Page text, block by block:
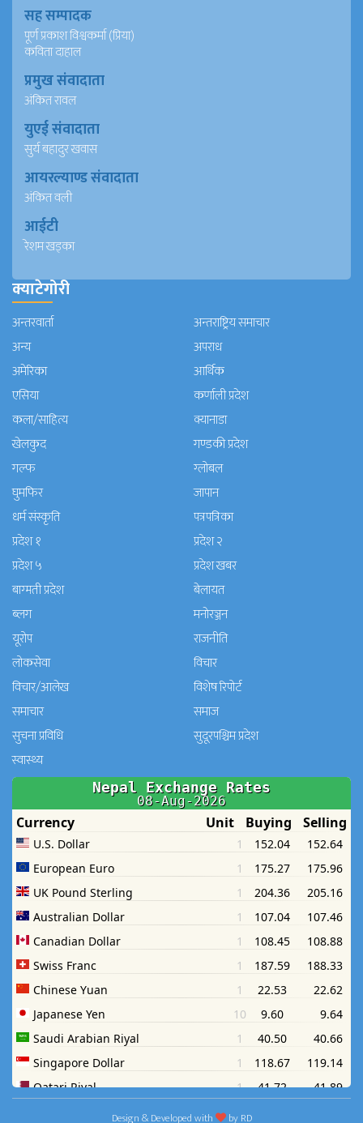
सह सम्पादक
पूर्ण प्रकाश विश्वकर्मा (प्रिया)
कविता दाहाल
प्रमुख संवादाता
अंकित रावल
युएई संवादाता
सुर्य बहादुर खवास
आयरल्याण्ड संवादाता
अंकित वली
आईटी
रेशम खड्का
क्याटेगोरी
अन्तरवार्ता
अन्तराष्ट्रिय समाचार
अन्य
अपराध
अमेरिका
आर्थिक
एसिया
कर्णाली प्रदेश
कला/साहित्य
क्यानाडा
खेलकुद
गण्डकी प्रदेश
गल्फ
ग्लोबल
घुमफिर
जापान
धर्म संस्कृति
पत्रपत्रिका
प्रदेश १
प्रदेश २
प्रदेश ५
प्रदेश खबर
बाग्मती प्रदेश
बेलायत
ब्लग
मनाेरञ्जन
यूरोप
राजनीति
लोकसेवा
विचार
विचार/आलेख
विशेष रिपोर्ट
समाचार
समाज
सुचना प्रविधि
सुदूरपश्चिम प्रदेश
स्वास्थ्य
Design & Developed with byRD